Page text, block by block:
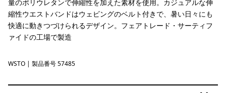
量のポリウレタンで伸縮性を加えた素材を使用。カジュアルな伸
縮性ウエストバンドはウェビングのベルト付きで、暑い日々にも
快適に動きつづけられるデザイン。フェアトレード・サーティフ
ァイドの工場で製造
Weathered Stone
WSTO | 製品番号 57485